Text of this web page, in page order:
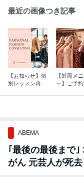
最近の画像つき記事
【お知らせ】個
別レッスン再開
【対面メニ
ー】ご予約
ABEMA
｢最後の最後まで
がん 元芸人が死去